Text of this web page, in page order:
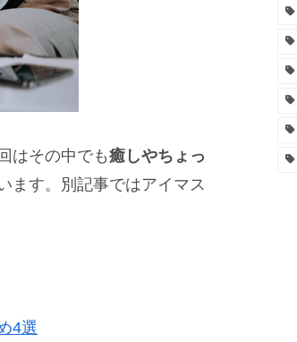
はその中でも癒しやちょっ
ます。別記事ではアイマス
4選